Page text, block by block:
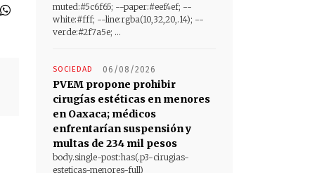
muted:#5c6f65; --paper:#eef4ef; --
white:#fff; --line:rgba(10,32,20,.14); --
verde:#2f7a5e; ...
SOCIEDAD 06/08/2026
PVEM propone prohibir
cirugías estéticas en menores
en Oaxaca; médicos
enfrentarían suspensión y
multas de 234 mil pesos
body.single-post:has(.p3-cirugias-
esteticas-menores-full)